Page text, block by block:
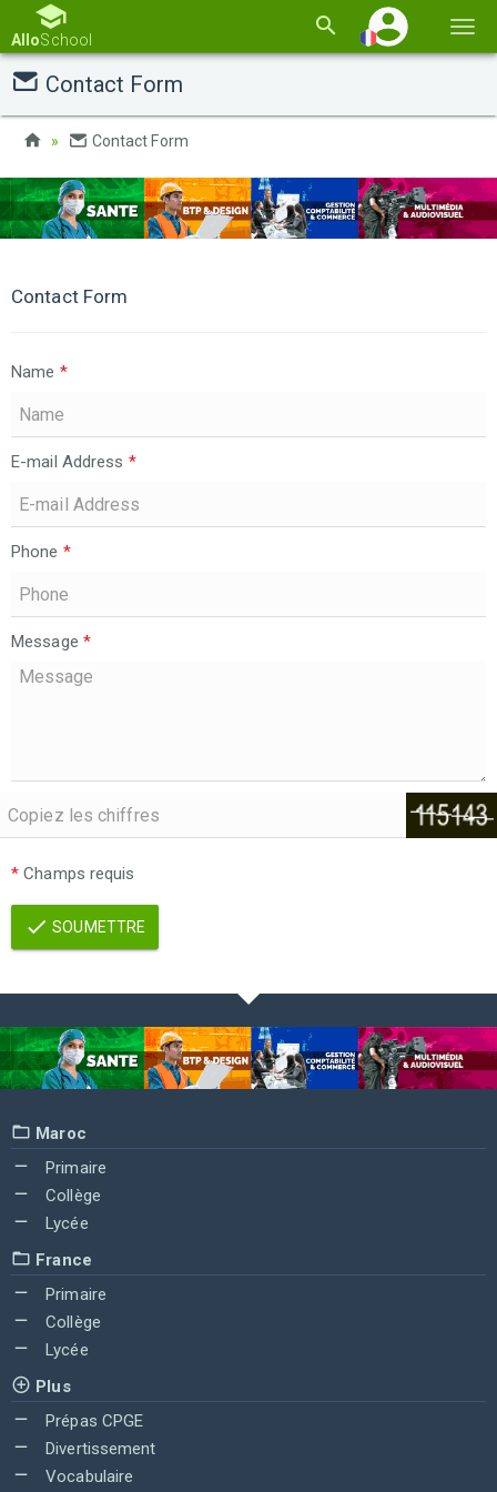
la
AlloSchool
Contact Form
Contact Form
Contact Form
Name *
E-mail Address *
Phone *
Message *
* Champs requis
SOUMETTRE
Maroc
Primaire
Collège
Lycée
France
Primaire
Collège
Lycée
Plus
Prépas CPGE
Divertissement
Vocabulaire